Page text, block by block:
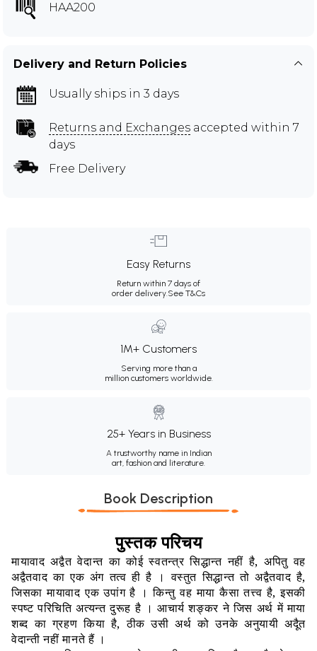
HAA200
Delivery and Return Policies
Usually ships in 3 days
Returns and Exchanges accepted within 7
days
Free Delivery
Easy Returns
Return within 7 days of
order delivery.See T&Cs
1M+ Customers
Serving more than a
million customers worldwide.
25+ Years in Business
A trustworthy name in Indian
art, fashion and literature.
Book Description
पुस्तक परिचय
मायावाद अद्वैत वेदान्त का कोई स्वतन्त्र सिद्धान्त नहीं है, अपितु वह
अद्वैतवाद का एक अंग तत्व ही है । वस्तुत सिद्धान्त तो अद्वैतवाद है,
जिसका मायावाद एक उपांग है । किन्तु वह माया कैसा तत्त्व है, इसकी
स्पष्ट परिचिति अत्यन्त दुरूह है । आचार्य शङ्कर ने जिस अर्थ में माया
शब्द का ग्रहण किया है, ठीक उसी अर्थ को उनके अनुयायी अदैूत
वेदान्ती नहीं मानते हैं ।